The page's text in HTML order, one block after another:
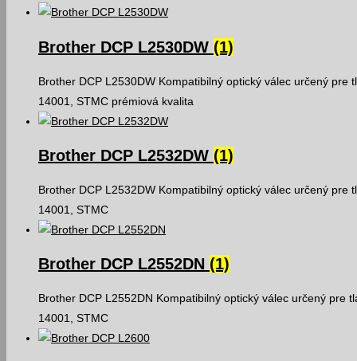
Brother DCP L2530DW (1)
Brother DCP L2530DW Kompatibilný optický válec určený
14001, STMC prémiová kvalita
Brother DCP L2532DW (1)
Brother DCP L2532DW Kompatibilný optický válec určený
14001, STMC
Brother DCP L2552DN (1)
Brother DCP L2552DN Kompatibilný optický válec určený pre
14001, STMC